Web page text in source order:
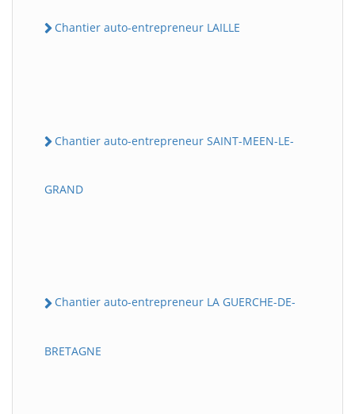
Chantier auto-entrepreneur LAILLE
Chantier auto-entrepreneur SAINT-MEEN-LE-
GRAND
Chantier auto-entrepreneur LA GUERCHE-DE-
BRETAGNE